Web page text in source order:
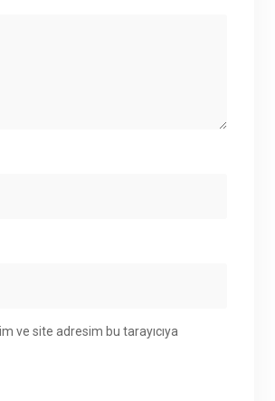
ve site adresim bu tarayıcıya